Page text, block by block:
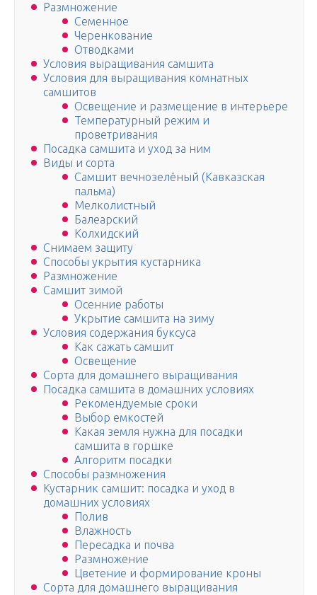
Размножение
Семенное
Черенкование
Отводками
Условия выращивания самшита
Условия для выращивания комнатных
самшитов
Освещение и размещение в интерьере
Температурный режим и
проветривания
Посадка самшита и уход за ним
Виды и сорта
Самшит вечнозелёный (Кавказская
пальма)
Мелколистный
Балеарский
Колхидский
Снимаем защиту
Способы укрытия кустарника
Размножение
Самшит зимой
Осенние работы
Укрытие самшита на зиму
Условия содержания буксуса
Как сажать самшит
Освещение
Сорта для домашнего выращивания
Посадка самшита в домашних условиях
Рекомендуемые сроки
Выбор емкостей
Какая земля нужна для посадки
самшита в горшке
Алгоритм посадки
Способы размножения
Кустарник самшит: посадка и уход в
домашних условиях
Полив
Влажность
Пересадка и почва
Размножение
Цветение и формирование кроны
Сорта для домашнего выращивания